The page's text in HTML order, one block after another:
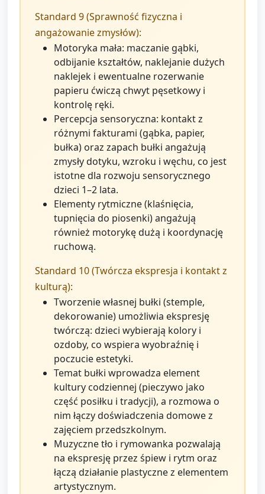
Standard 9 (Sprawność fizyczna i
angażowanie zmysłów):
Motoryka mała: maczanie gąbki,
odbijanie kształtów, naklejanie dużych
naklejek i ewentualne rozerwanie
papieru ćwiczą chwyt pęsetkowy i
kontrolę ręki.
Percepcja sensoryczna: kontakt z
różnymi fakturami (gąbka, papier,
bułka) oraz zapach bułki angażują
zmysły dotyku, wzroku i węchu, co jest
istotne dla rozwoju sensorycznego
dzieci 1–2 lata.
Elementy rytmiczne (klaśnięcia,
tupnięcia do piosenki) angażują
również motorykę dużą i koordynację
ruchową.
Standard 10 (Twórcza ekspresja i kontakt z
kulturą):
Tworzenie własnej bułki (stemple,
dekorowanie) umożliwia ekspresję
twórczą: dzieci wybierają kolory i
ozdoby, co wspiera wyobraźnię i
poczucie estetyki.
Temat bułki wprowadza element
kultury codziennej (pieczywo jako
część posiłku i tradycji), a rozmowa o
nim łączy doświadczenia domowe z
zajęciem przedszkolnym.
Muzyczne tło i rymowanka pozwalają
na ekspresję przez śpiew i rytm oraz
łączą działanie plastyczne z elementem
artystycznym.